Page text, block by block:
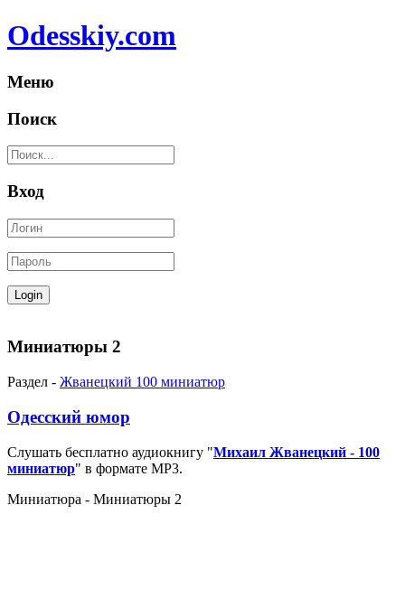
Odesskiy.com
Меню
Поиск
Вход
Миниатюры 2
Раздел - Жванецкий 100 миниатюр
Одесский юмор
Слушать бесплатно аудиокнигу "Михаил Жванецкий - 100
миниатюр" в формате MP3.
Миниатюра - Миниатюры 2